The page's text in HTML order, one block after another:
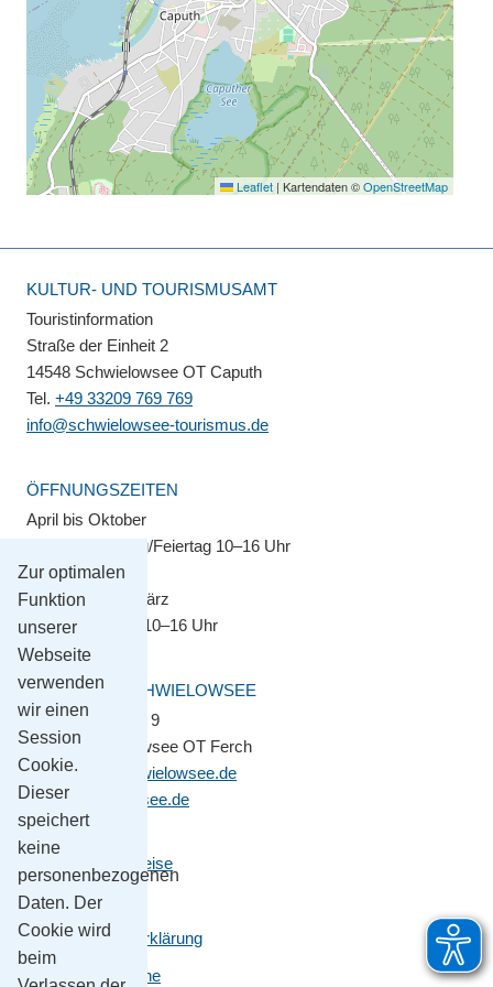
Zur optimalen
Funktion
unserer
Webseite
verwenden
wir einen
Session
Cookie.
Dieser
speichert
keine
personenbezogenen
Daten. Der
Cookie wird
beim
Leaflet | Kartendaten ©OpenStreetMap
KULTUR- UND TOURISMUSAMT
Touristinformation
Straße der Einheit 2
14548 Schwielowsee OT Caputh
Tel. +49 33209 769 769
info@schwielowsee-tourismus.de
ÖFFNUNGSZEITEN
April bis Oktober
Montag–Sonntag/Feiertag 10–16 Uhr
November bis März
Montag–Freitag 10–16 Uhr
GEMEINDE SCHWIELOWSEE
Potsdamer Platz 9
14548 Schwielowsee OT Ferch
gemeinde@schwielowsee.de
www.schwielowsee.de
Kontakt & Anreise
Impressum
Datenschutzerklärung
Leichte Sprache